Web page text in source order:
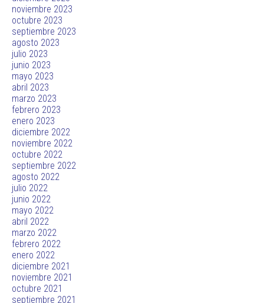
noviembre 2023
octubre 2023
septiembre 2023
agosto 2023
julio 2023
junio 2023
mayo 2023
abril 2023
marzo 2023
febrero 2023
enero 2023
diciembre 2022
noviembre 2022
octubre 2022
septiembre 2022
agosto 2022
julio 2022
junio 2022
mayo 2022
abril 2022
marzo 2022
febrero 2022
enero 2022
diciembre 2021
noviembre 2021
octubre 2021
septiembre 2021